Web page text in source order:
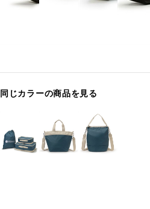
同じカラーの商品を見る